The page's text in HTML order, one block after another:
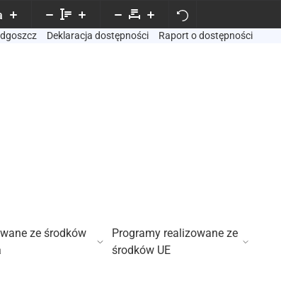
Deklaracja dostępności Raport o dostępności
ze środków
Programy realizowane ze
środków UE